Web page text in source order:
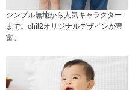
シンプル無地から人気キャラクター
まで。chil2オリジナルデザインが豊
富。